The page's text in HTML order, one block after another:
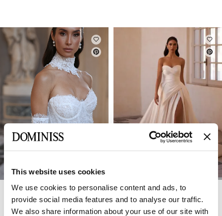
This website uses cookies
We use cookies to personalise content and ads, to
provide social media features and to analyse our traffic.
We also share information about your use of our site with
DOMINISS
ELLY
DOMINISS
ELIZABETH